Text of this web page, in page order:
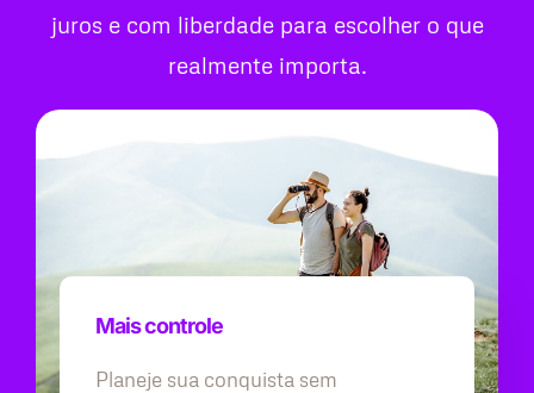
juros e com liberdade para escolher o que
realmente importa.
Mais controle
Planeje sua conquista sem